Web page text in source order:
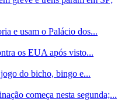
e usam o Palácio dos...
os EUA após visto...
do bicho, bingo e...
começa nesta segunda;...